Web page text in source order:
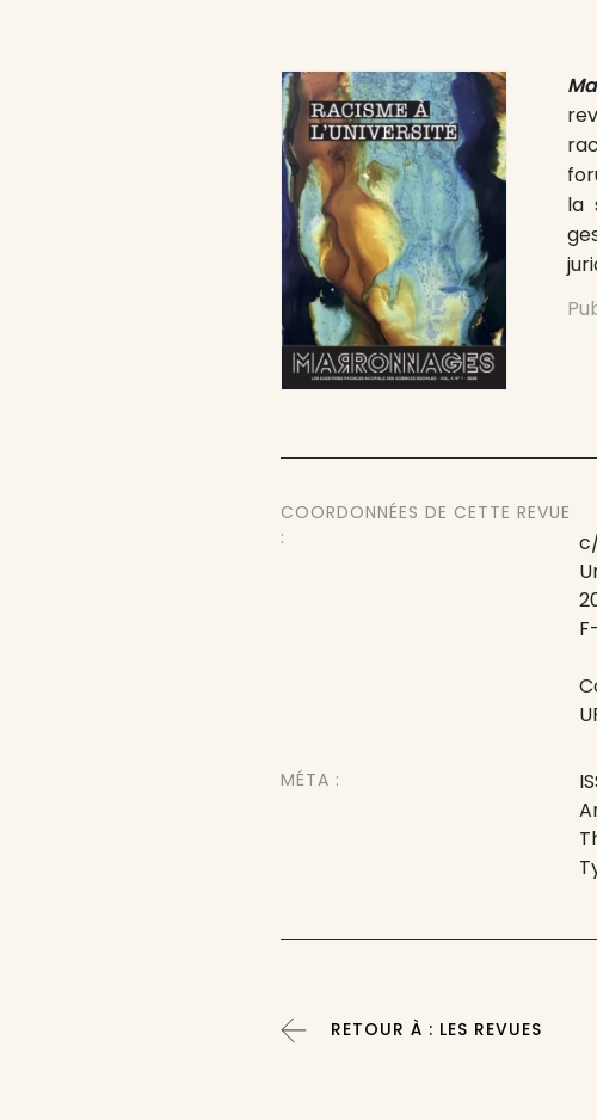
la
COORDONNÉES DE CETTE REVUE
:
MÉTA :
RETOUR À : LES REVUES